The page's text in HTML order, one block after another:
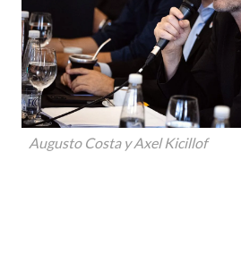
Augusto Costa y Axel Kicillof